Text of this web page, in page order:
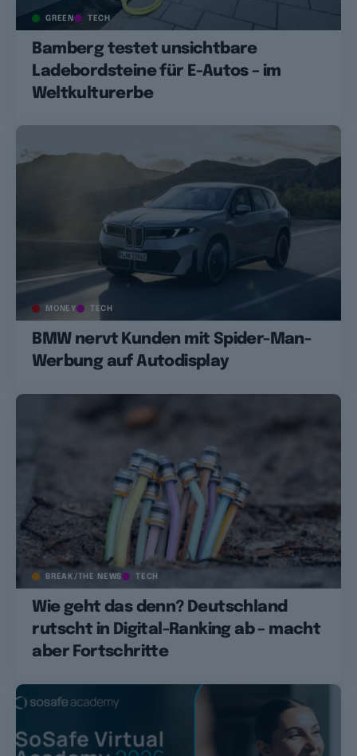
GREEN TECH
Bamberg testet unsichtbare
Ladebordsteine für E-Autos – im
Weltkulturerbe
MONEY TECH
BMW nervt Kunden mit Spider-Man-
Werbung auf Autodisplay
BREAK/THE NEWS TECH
Wie geht das denn? Deutschland
rutscht in Digital-Ranking ab – macht
aber Fortschritte